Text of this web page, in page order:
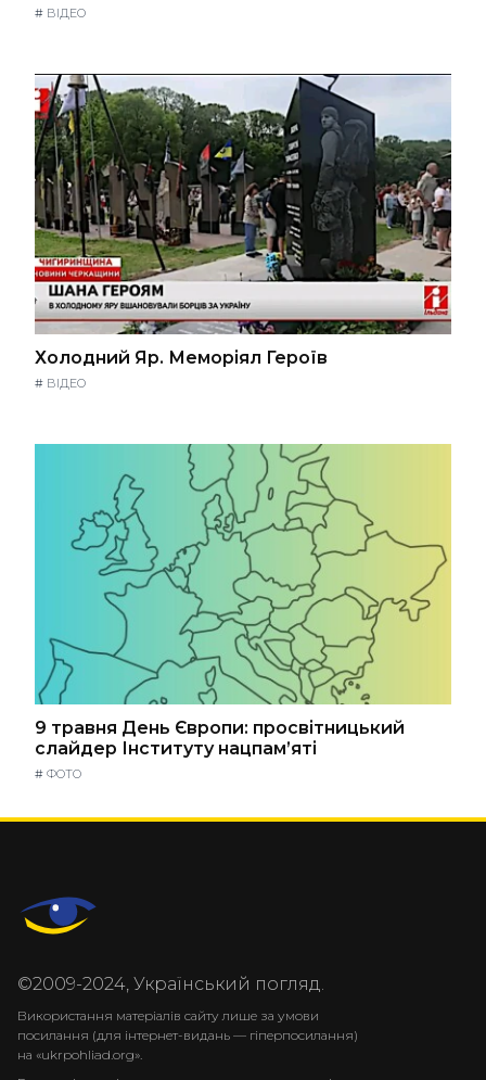
# ВІДЕО
Холодний Яр. Меморіял Героїв
# ВІДЕО
9 травня День Європи: просвітницький
слайдер Інституту нацпам’яті
# ФОТО
©2009-2024, Український погляд.
Використання матеріалів сайту лише за умови
посилання (для інтернет-видань — гіперпосилання)
на «ukrpohliad.org».